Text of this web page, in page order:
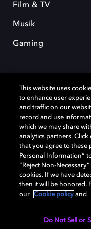
Film & TV
Musik
Gaming
Dolby und das Doppel-D-
Dolby Laboratories
Eigentum der jeweiligen
Rechte vorbehalten.
Cookie Manager
Verantwortungsvolle
This website uses
to enhance user
and traffic on our
record and use
which we may share
analytics partners. Click
that you agree to these
Personal Information”
“Reject Non-
cookies. If we have
then it will be honored.
our
Cookie policy and
Do Not Sell or